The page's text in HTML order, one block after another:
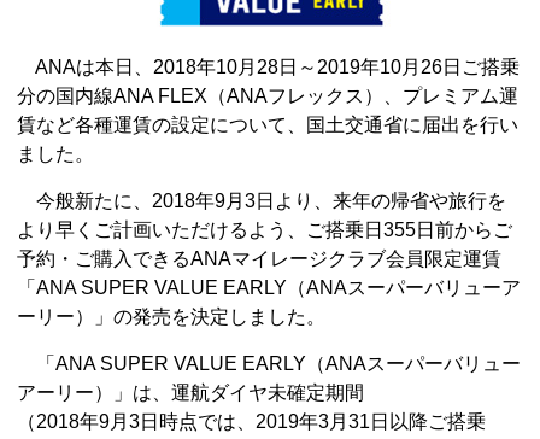
ANAは本日、2018年10月28日～2019年10月26日ご搭乗
分の国内線ANA FLEX（ANAフレックス）、プレミアム運
賃など各種運賃の設定について、国土交通省に届出を行い
ました。
今般新たに、2018年9月3日より、来年の帰省や旅行を
より早くご計画いただけるよう、ご搭乗日355日前からご
予約・ご購入できるANAマイレージクラブ会員限定運賃
「ANA SUPER VALUE EARLY（ANAスーパーバリューア
ーリー）」の発売を決定しました。
「ANA SUPER VALUE EARLY（ANAスーパーバリュー
アーリー）」は、運航ダイヤ未確定期間
（2018年9月3日時点では、2019年3月31日以降ご搭乗